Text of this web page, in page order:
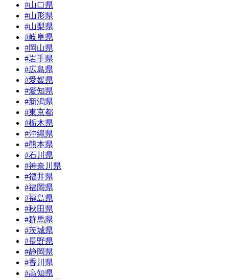
#山口県
#山形県
#山梨県
#岐阜県
#岡山県
#岩手県
#広島県
#愛媛県
#愛知県
#新潟県
#東京都
#栃木県
#沖縄県
#熊本県
#石川県
#神奈川県
#福井県
#福岡県
#福島県
#秋田県
#群馬県
#茨城県
#長野県
#静岡県
#香川県
#高知県